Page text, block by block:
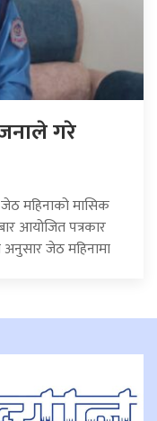
गरे
महिनाको मासिक
आयोजित पत्रकार
जेठ महिनामा